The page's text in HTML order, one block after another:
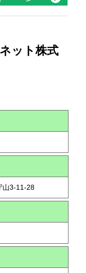
ット株式
山3-11-28